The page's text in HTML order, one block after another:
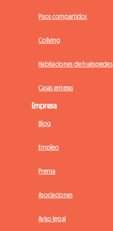
Pisos compartidos
Coliving
Habitaciones de huéspedes
Casas enteras
Empresa
Blog
Empleo
Prensa
Asociaciones
Aviso legal